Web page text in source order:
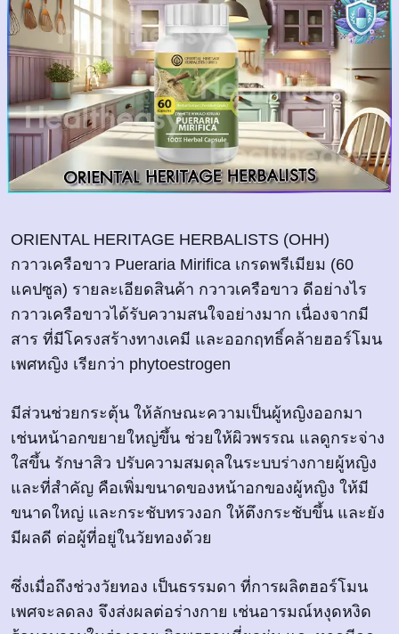
ORIENTAL HERITAGE HERBALISTS (OHH)
กวาวเครือขาว Pueraria Mirifica เกรดพรีเมียม (60
แคปซูล) รายละเอียดสินค้า กวาวเครือขาว ดีอย่างไร
กวาวเครือขาวได้รับความสนใจอย่างมาก เนื่องจากมี
สาร ที่มีโครงสร้างทางเคมี และออกฤทธิ์คล้ายฮอร์โมน
เพศหญิง เรียกว่า phytoestrogen
มีส่วนช่วยกระตุ้น ให้ลักษณะความเป็นผู้หญิงออกมา
เช่นหน้าอกขยายใหญ่ขึ้น ช่วยให้ผิวพรรณ แลดูกระจ่าง
ใสขึ้น รักษาสิว ปรับความสมดุลในระบบร่างกายผู้หญิง
และที่สำคัญ คือเพิ่มขนาดของหน้าอกของผู้หญิง ให้มี
ขนาดใหญ่ และกระชับทรวงอก ให้ตึงกระชับขึ้น และยัง
มีผลดี ต่อผู้ที่อยู่ในวัยทองด้วย
ซึ่งเมื่อถึงช่วงวัยทอง เป็นธรรมดา ที่การผลิตฮอร์โมน
เพศจะลดลง จึงส่งผลต่อร่างกาย เช่นอารมณ์หงุดหงิด